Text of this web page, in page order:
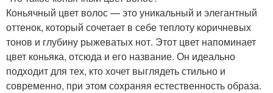
Коньячный цвет волос — это уникальный и элегантный
оттенок, который сочетает в себе теплоту коричневых
тонов и глубину рыжеватых нот. Этот цвет напоминает
цвет коньяка, отсюда и его название. Он идеально
подходит для тех, кто хочет выглядеть стильно и
современно, при этом сохраняя естественность образа.